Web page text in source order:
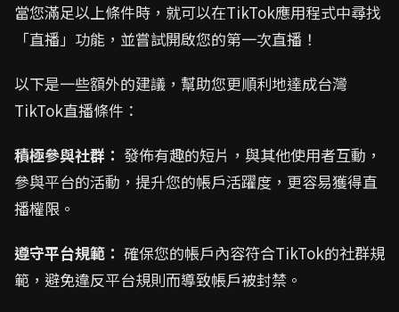
當您滿足以上條件時，就可以在TikTok應用程式中尋找
「直播」功能，並嘗試開啟您的第一次直播！
以下是一些額外的建議，幫助您更順利地達成台灣
TikTok直播條件：
積極參與社群： 發佈有趣的短片，與其他使用者互動，
參與平台的活動，提升您的帳戶活躍度，更容易獲得直
播權限。
遵守平台規範： 確保您的帳戶內容符合TikTok的社群規
範，避免違反平台規則而導致帳戶被封禁。